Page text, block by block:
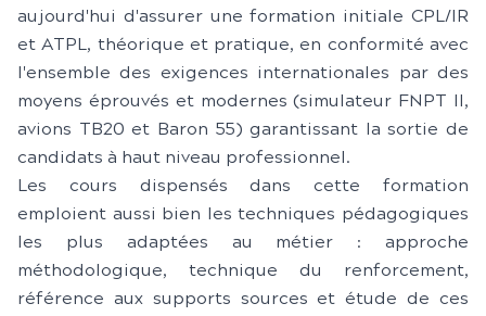
aujourd'hui d'assurer une formation initiale CPL/IR
et ATPL, théorique et pratique, en conformité avec
l'ensemble des exigences internationales par des
moyens éprouvés et modernes (simulateur FNPT II,
avions TB20 et Baron 55) garantissant la sortie de
candidats à haut niveau professionnel.
Les cours dispensés dans cette formation
emploient aussi bien les techniques pédagogiques
les plus adaptées au métier : approche
méthodologique, technique du renforcement,
référence aux supports sources et étude de ces